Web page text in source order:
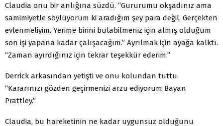
Claudia onu bir anlığına süzdü. “Gururumu okşadınız ama
samimiyetle söylüyorum ki aradığım şey para değil. Gerçekten
evlenmeliyim. Yerime birini bulabilmeniz için almış olduğum
son işi yapana kadar çalışacağım.” Ayrılmak için ayağa kalktı.
“Zaman ayırdığınız için tekrar teşekkür ederim.”
Derrick arkasından yetişti ve onu kolundan tuttu.
“Kararınızı gözden geçirmenizi arzu ediyorum Bayan
Prattley.”
Claudia, bu hareketinin ne kadar uygunsuz olduğunu